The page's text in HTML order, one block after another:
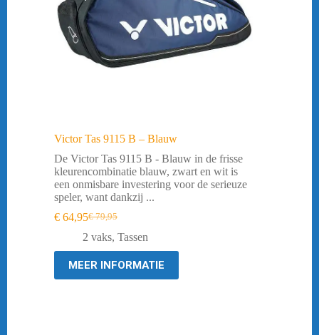
Victor Tas 9115 B – Blauw
De Victor Tas 9115 B - Blauw in de frisse
kleurencombinatie blauw, zwart en wit is
een onmisbare investering voor de serieuze
speler, want dankzij ...
€79,95
Oorspronkelijke
prijs
€ 79,95.
€ 64,95Huidige
prijs
€ 64,95.
2 vaks, Tassen
MEER INFORMATIE